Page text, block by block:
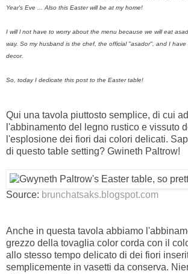
Year's Eve
Also this Easterwill be at my home!
I will l not have to worry about the menu because we will eat
way. So my husband is the chef, the official"asador" and I have
decor.
So , today I dedicate this post to the Easter table!
Qui una tavola piuttosto semplice, di cui
l'abbinamento del legno rustico e vissuto
l'esplosione dei fiori dai colori delicati.
di questo table setting? Gwineth Paltrow!
Source: brunchatsaks.blogspot.com
Anche in questa tavola abbiamo
grezzo della tovaglia color corda con il
allo stesso tempo delicato di dei fiori
semplicemente in vasetti da conserva.